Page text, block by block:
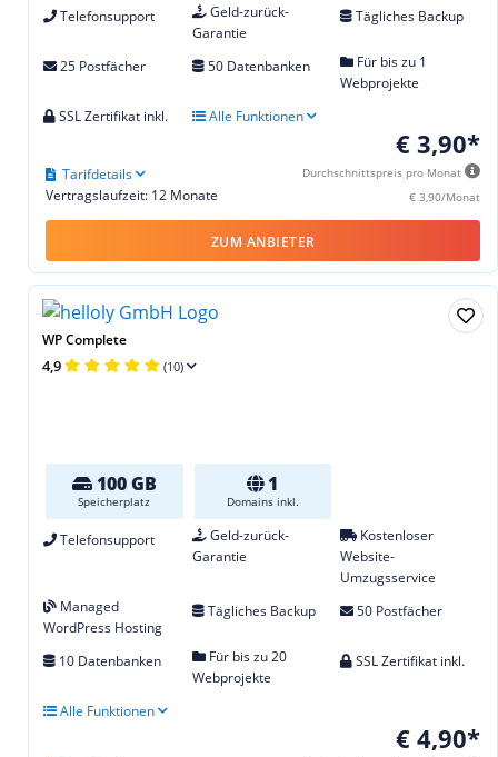
Telefonsupport
Geld-zurück-
Garantie
Tägliches Backup
25 Postfächer 50 Datenbanken
Für bis zu 1
Webprojekte
SSL Zertifikat inkl.
Alle Funktionen
€ 3,90*
Durchschnittspreis pro Monat
€ 3,90/Monat
Vertragslaufzeit: 12 Monate
Tarifdetails
ZUM ANBIETER
WP Complete
4,9 (10)
100 GB
Speicherplatz
1
Domains inkl.
Telefonsupport
Geld-zurück-
Garantie
Kostenloser
Website-
Umzugsservice
Managed
WordPress Hosting
Tägliches Backup 50 Postfächer
10 Datenbanken
Für bis zu 20
Webprojekte
SSL Zertifikat inkl.
Alle Funktionen
€ 4,90*